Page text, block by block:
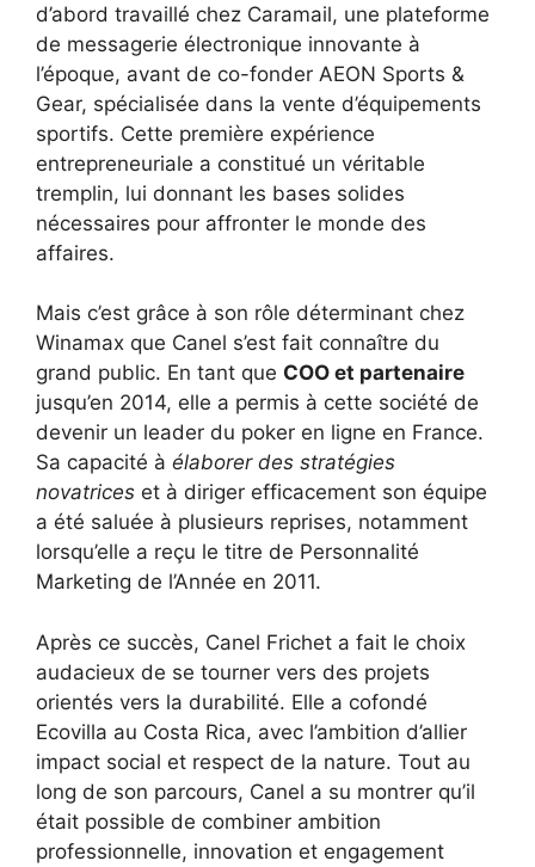
d’abord travaillé chez Caramail, une plateforme
de messagerie électronique innovante à
l’époque, avant de co-fonder AEON Sports &
Gear, spécialisée dans la vente d’équipements
sportifs. Cette première expérience
entrepreneuriale a constitué un véritable
tremplin, lui donnant les bases solides
nécessaires pour affronter le monde des
affaires.
Mais c’est grâce à son rôle déterminant chez
Winamax que Canel s’est fait connaître du
grand public. En tant que COO et partenaire
jusqu’en 2014, elle a permis à cette société de
devenir un leader du poker en ligne en France.
Sa capacité à élaborer des stratégies
novatrices et à diriger efficacement son équipe
a été saluée à plusieurs reprises, notamment
lorsqu’elle a reçu le titre de Personnalité
Marketing de l’Année en 2011.
Après ce succès, Canel Frichet a fait le choix
audacieux de se tourner vers des projets
orientés vers la durabilité. Elle a cofondé
Ecovilla au Costa Rica, avec l’ambition d’allier
impact social et respect de la nature. Tout au
long de son parcours, Canel a su montrer qu’il
était possible de combiner ambition
professionnelle, innovation et engagement